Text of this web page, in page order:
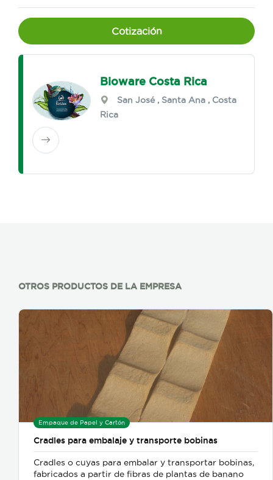
Cotización
Bioware Costa Rica
San José , Santa Ana , Costa
Rica
OTROS PRODUCTOS DE LA EMPRESA
Empaque de Papel y Cartón
Cradles para embalaje y transporte bobinas
Cradles o cuyas para embalar y transportar bobinas,
fabricados a partir de fibras de plantas de banano